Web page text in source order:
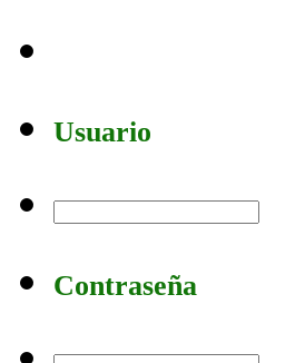
Usuario
Contraseña